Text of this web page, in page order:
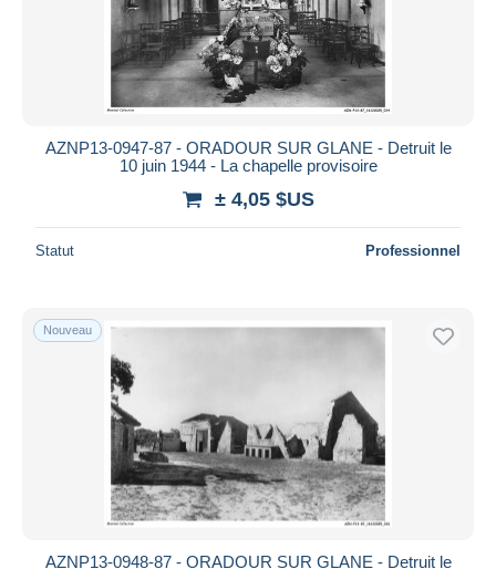
AZNP13-0947-87 - ORADOUR SUR GLANE - Detruit le
10 juin 1944 - La chapelle provisoire
± 4,05 $US
Statut Professionnel
Nouveau
AZNP13-0948-87 - ORADOUR SUR GLANE - Detruit le